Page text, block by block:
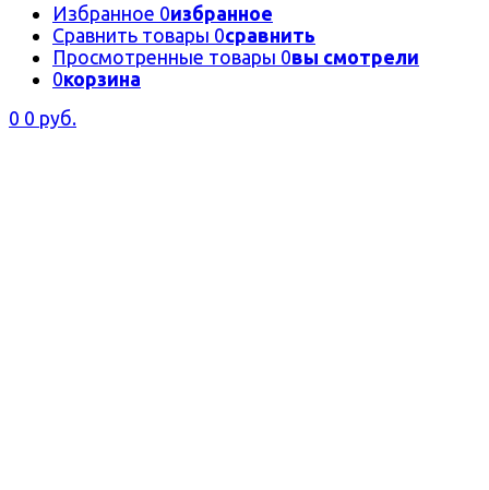
Избранное 0избранное
Сравнить товары 0сравнить
Просмотренные товары 0вы смотрели
0корзина
0 0 руб.